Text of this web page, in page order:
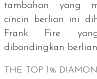
tambahan yang
cincin berlian ini
Frank Fire
dibandingkan
THE TOP 1%